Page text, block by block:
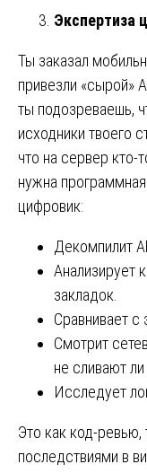
Экспертиза
Ты заказал
привезли «сырой»
ты подозреваешь,
исходники твоего
что на сервер кто-
нужна программная
цифровик:
Декомпилит
Анализирует
закладок.
Сравнивает с
Смотрит
не сливают
Исследует
Это как код-ревью,
последствиями в